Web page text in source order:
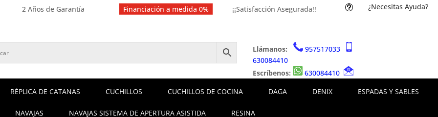
2 Años de Garantía Financiación a medida 0% ¡¡Satisfacción Asegurada!! t ¿Necesitas Ayuda?
Llámanos:
957517033
630084410
Escríbenos:
630084410
RÉPLICA DE CATANAS CUCHILLOS CUCHILLOS DE COCINA DAGA DENIX ESPADAS Y SABLES
NAVAJAS NAVAJAS SISTEMA DE APERTURA ASISTIDA RESINA